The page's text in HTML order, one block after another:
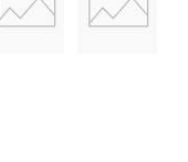
Perfekt till festen
Maskinen är i ett
undan i ett skåp när